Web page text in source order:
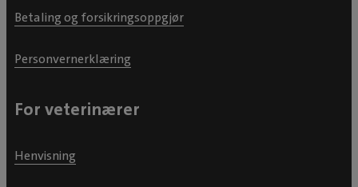
Betaling og forsikringsoppgjør
Personvernerklæring
For veterinærer
Henvisning